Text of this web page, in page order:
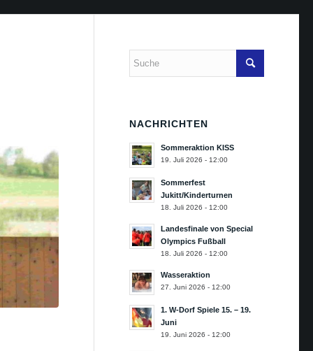
NACHRICHTEN
Sommeraktion KISS
19. Juli 2026 - 12:00
Sommerfest
Jukitt/Kinderturnen
18. Juli 2026 - 12:00
Landesfinale von Special
Olympics Fußball
18. Juli 2026 - 12:00
Wasseraktion
27. Juni 2026 - 12:00
1. W-Dorf Spiele 15. – 19.
Juni
19. Juni 2026 - 12:00